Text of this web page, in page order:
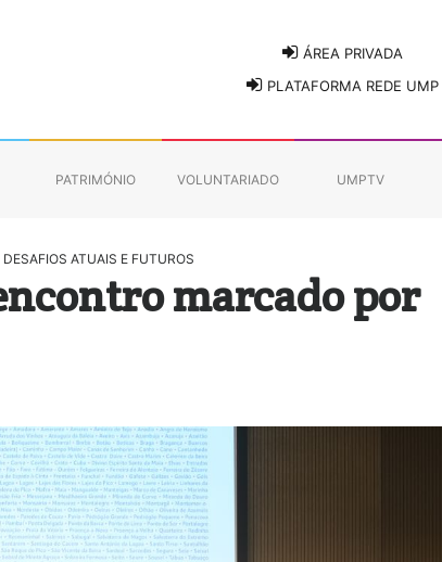
ÁREA PRIVADA
PLATAFORMA REDE UMP
PATRIMÓNIO VOLUNTARIADO UMPTV
ATUAIS E FUTUROS
marcado por